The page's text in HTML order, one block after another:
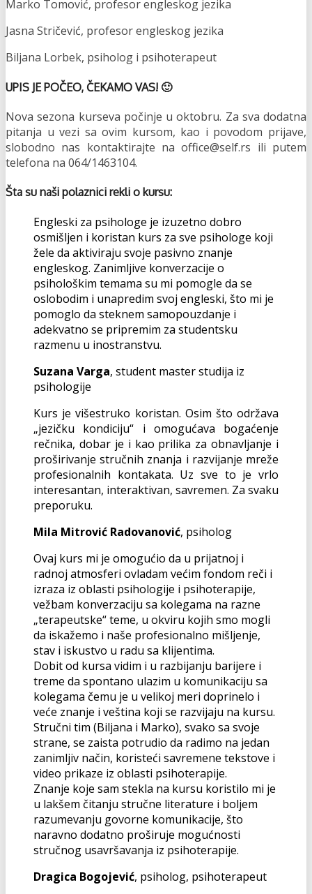
Marko Tomović, profesor engleskog jezika
Jasna Stričević, profesor engleskog jezika
Biljana Lorbek, psiholog i psihoterapeut
UPIS JE POČEO, ČEKAMO VAS! 🙂
Nova sezona kurseva počinje u oktobru. Za sva dodatna
pitanja u vezi sa ovim kursom, kao i povodom prijave,
slobodno nas kontaktirajte na office@self.rs ili putem
telefona na 064/1463104.
Šta su naši polaznici rekli o kursu:
Engleski za psihologe je izuzetno dobro
osmišljen i koristan kurs za sve psihologe koji
žele da aktiviraju svoje pasivno znanje
engleskog. Zanimljive konverzacije o
psihološkim temama su mi pomogle da se
oslobodim i unapredim svoj engleski, što mi je
pomoglo da steknem samopouzdanje i
adekvatno se pripremim za studentsku
razmenu u inostranstvu.
Suzana Varga, student master studija iz
psihologije
Kurs je višestruko koristan. Osim što održava
„jezičku kondiciju“ i omogućava bogaćenje
rečnika, dobar je i kao prilika za obnavljanje i
proširivanje stručnih znanja i razvijanje mreže
profesionalnih kontakata. Uz sve to je vrlo
interesantan, interaktivan, savremen. Za svaku
preporuku.
Mila Mitrović Radovanović, psiholog
Ovaj kurs mi je omogućio da u prijatnoj i
radnoj atmosferi ovladam većim fondom reči i
izraza iz oblasti psihologije i psihoterapije,
vežbam konverzaciju sa kolegama na razne
„terapeutske“ teme, u okviru kojih smo mogli
da iskažemo i naše profesionalno mišljenje,
stav i iskustvo u radu sa klijentima.
Dobit od kursa vidim i u razbijanju barijere i
treme da spontano ulazim u komunikaciju sa
kolegama čemu je u velikoj meri doprinelo i
veće znanje i veština koji se razvijaju na kursu.
Stručni tim (Biljana i Marko), svako sa svoje
strane, se zaista potrudio da radimo na jedan
zanimljiv način, koristeći savremene tekstove i
video prikaze iz oblasti psihoterapije.
Znanje koje sam stekla na kursu koristilo mi je
u lakšem čitanju stručne literature i boljem
razumevanju govorne komunikacije, što
naravno dodatno proširuje mogućnosti
stručnog usavršavanja iz psihoterapije.
Dragica Bogojević, psiholog, psihoterapeut